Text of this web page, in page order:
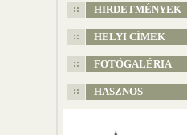
HIRDETMÉNYEK
HELYI CÍMEK
FOTÓGALÉRIA
HASZNOS